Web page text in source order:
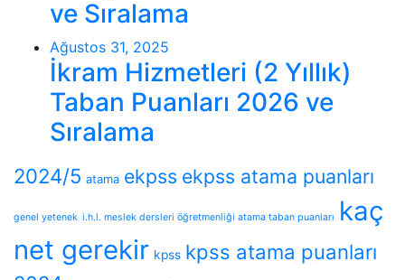
ve Sıralama
Ağustos 31, 2025
İkram Hizmetleri (2 Yıllık)
Taban Puanları 2026 ve
Sıralama
2024/5 atama ekpss ekpss atama puanları
genel yetenek i.h.l. meslek dersleri öğretmenliği atama taban puanları
kaç
net gerekir kpss kpss atama puanları